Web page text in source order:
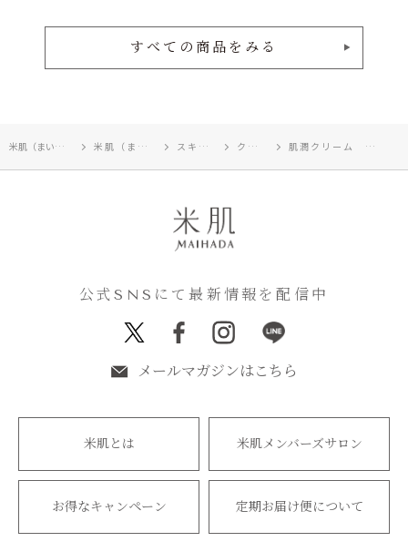
すべての商品をみる
米肌（まいはだ）TOP 米肌（まいはだ） スキンケア クリーム 肌潤クリーム 3個セット
公式SNSにて最新情報を配信中
メールマガジンはこちら
米肌とは 米肌メンバーズサロン
お得なキャンペーン 定期お届け便について